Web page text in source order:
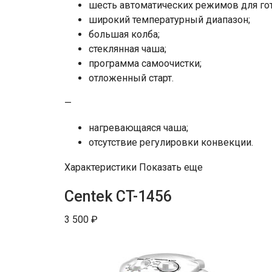
шесть автоматических режимов для
широкий температурный диапазон;
большая колба;
стеклянная чаша;
программа самоочистки;
отложенный старт.
—
нагревающаяся чаша;
отсутствие регулировки конвекции.
Характеристики Показать еще
Centek CT-1456
3 500 ₽